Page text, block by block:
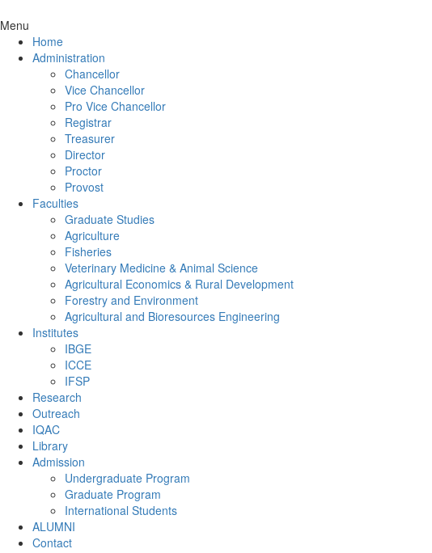
Menu
Home
Administration
Chancellor
Vice Chancellor
Pro Vice Chancellor
Registrar
Treasurer
Director
Proctor
Provost
Faculties
Graduate Studies
Agriculture
Fisheries
Veterinary Medicine & Animal Science
Agricultural Economics & Rural Development
Forestry and Environment
Agricultural and Bioresources Engineering
Institutes
IBGE
ICCE
IFSP
Research
Outreach
IQAC
Library
Admission
Undergraduate Program
Graduate Program
International Students
ALUMNI
Contact